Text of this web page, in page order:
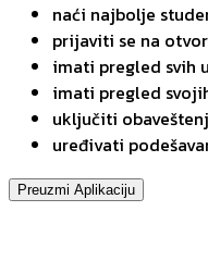
naći najbolje
prijaviti se na
imati pregled svih
imati pregled
uključiti
uređivati
Preuzmi Aplikaciju